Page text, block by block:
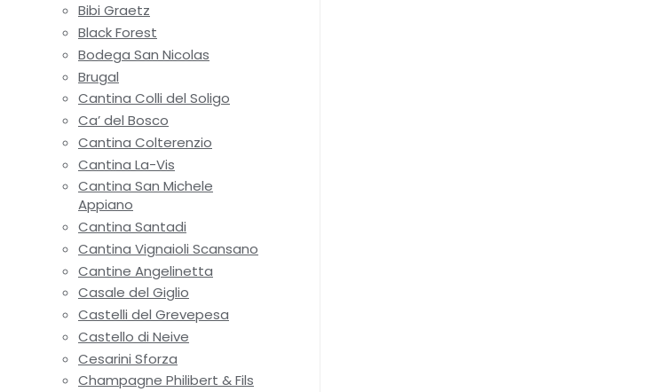
Bibi Graetz
Black Forest
Bodega San Nicolas
Brugal
Cantina Colli del Soligo
Ca’ del Bosco
Cantina Colterenzio
Cantina La-Vis
Cantina San Michele
Appiano
Cantina Santadi
Cantina Vignaioli Scansano
Cantine Angelinetta
Casale del Giglio
Castelli del Grevepesa
Castello di Neive
Cesarini Sforza
Champagne Philibert & Fils